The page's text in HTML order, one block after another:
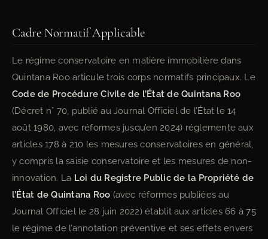
Cadre Normatif Applicable
Le régime conservatoire en matière immobilière dans
Quintana Roo articule trois corps normatifs principaux. Le
Code de Procédure Civile de l’État de Quintana Roo
(Décret n° 70, publié au Journal Officiel de l’État le 14
août 1980, avec réformes jusqu’en 2024) réglemente aux
articles 178 à 210 les mesures conservatoires en général,
y compris la saisie conservatoire et les mesures de non-
innovation. La Loi du Registre Public de la Propriété de
l’État de Quintana Roo (avec réformes publiées au
Journal Officiel le 28 juin 2022) établit aux articles 66 à 75
le régime de l’annotation préventive et ses effets envers